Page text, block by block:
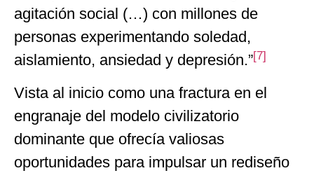
agitación social (…) con millones de
personas experimentando soledad,
aislamiento, ansiedad y depresión.”[7]
Vista al inicio como una fractura en el
engranaje del modelo civilizatorio
dominante que ofrecía valiosas
oportunidades para impulsar un rediseño